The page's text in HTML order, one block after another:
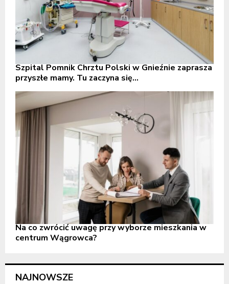
Szpital Pomnik Chrztu Polski w Gnieźnie zaprasza
przyszłe mamy. Tu zaczyna się...
Na co zwrócić uwagę przy wyborze mieszkania w
centrum Wągrowca?
NAJNOWSZE